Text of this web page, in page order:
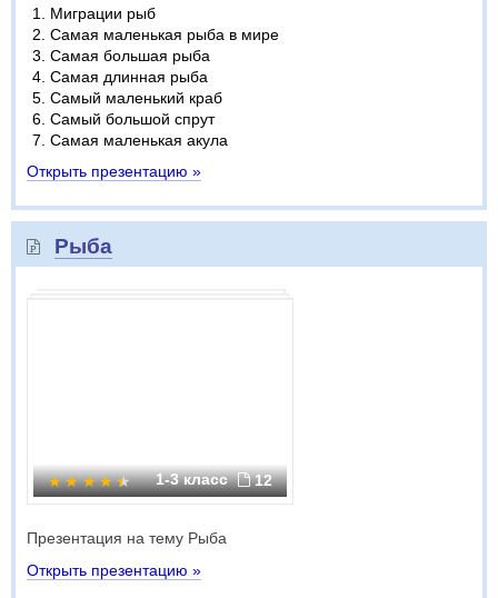
Миграции рыб
Самая маленькая рыба в мире
Самая большая рыба
Самая длинная рыба
Самый маленький краб
Самый большой спрут
Самая маленькая акула
Открыть презентацию »
Рыба
1-3 класс 12
Презентация на тему Рыба
Открыть презентацию »